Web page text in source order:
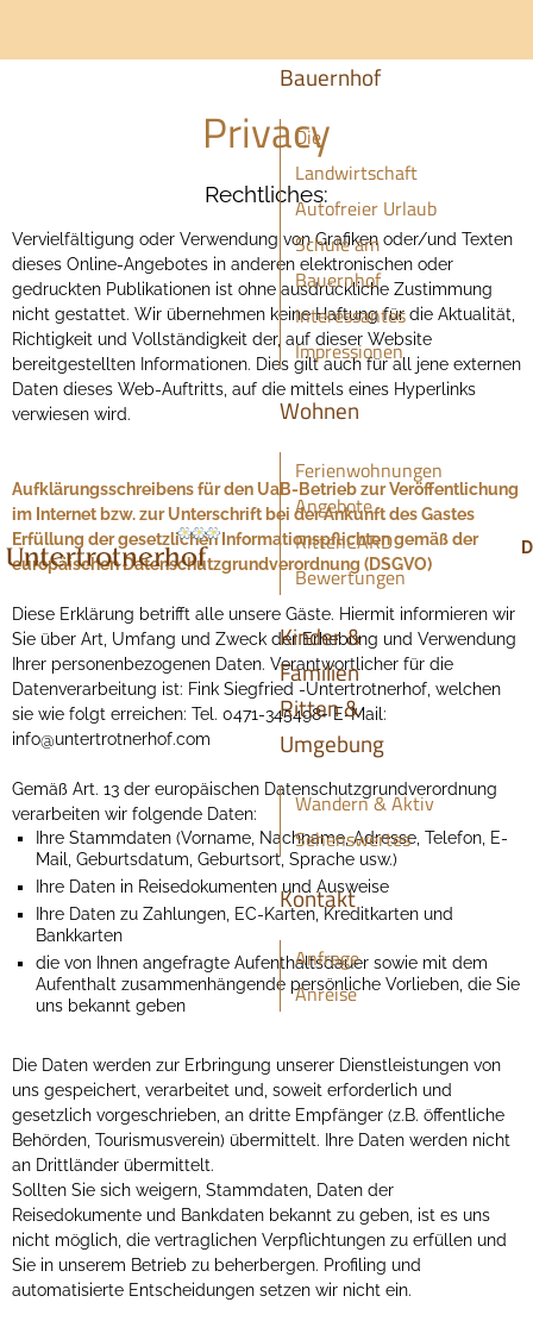
Bauernhof
Die
Landwirtschaft
Autofreier Urlaub
Schule am
Bauernhof
Interessantes
Impressionen
Wohnen
Ferienwohnungen
Angebote
RittenCARD
Bewertungen
Kinder &
Familien
Ritten &
Umgebung
Wandern & Aktiv
Sehenswertes
Kontakt
Anfrage
Anreise
Privacy
Rechtliches:
Vervielfältigung oder Verwendung von Grafiken oder/und Texten
dieses Online-Angebotes in anderen elektronischen oder
gedruckten Publikationen ist ohne ausdrückliche Zustimmung
nicht gestattet. Wir übernehmen keine Haftung für die Aktualität,
Richtigkeit und Vollständigkeit der, auf dieser Website
bereitgestellten Informationen. Dies gilt auch für all jene externen
Daten dieses Web-Auftritts, auf die mittels eines Hyperlinks
verwiesen wird.
Aufklärungsschreibens für den UaB-Betrieb zur Veröffentlichung
im Internet bzw. zur Unterschrift bei der Ankunft des Gastes
Erfüllung der gesetzlichen Informationspflichten gemäß der
europäischen Datenschutzgrundverordnung (DSGVO)
Diese Erklärung betrifft alle unsere Gäste. Hiermit informieren wir
Sie über Art, Umfang und Zweck der Erhebung und Verwendung
Ihrer personenbezogenen Daten. Verantwortlicher für die
Datenverarbeitung ist: Fink Siegfried -Untertrotnerhof, welchen
sie wie folgt erreichen: Tel. 0471-345498+ E-Mail:
info@untertrotnerhof.com
Gemäß Art. 13 der europäischen Datenschutzgrundverordnung
verarbeiten wir folgende Daten:
Ihre Stammdaten (Vorname, Nachname, Adresse, Telefon, E-
Mail, Geburtsdatum, Geburtsort, Sprache usw.)
Ihre Daten in Reisedokumenten und Ausweise
Ihre Daten zu Zahlungen, EC-Karten, Kreditkarten und
Bankkarten
die von Ihnen angefragte Aufenthaltsdauer sowie mit dem
Aufenthalt zusammenhängende persönliche Vorlieben, die Sie
uns bekannt geben
Die Daten werden zur Erbringung unserer Dienstleistungen von
uns gespeichert, verarbeitet und, soweit erforderlich und
gesetzlich vorgeschrieben, an dritte Empfänger (z.B. öffentliche
Behörden, Tourismusverein) übermittelt. Ihre Daten werden nicht
an Drittländer übermittelt.
Sollten Sie sich weigern, Stammdaten, Daten der
Reisedokumente und Bankdaten bekannt zu geben, ist es uns
nicht möglich, die vertraglichen Verpflichtungen zu erfüllen und
Sie in unserem Betrieb zu beherbergen. Profiling und
automatisierte Entscheidungen setzen wir nicht ein.